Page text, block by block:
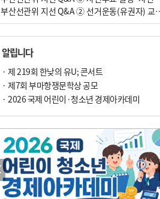
부산선관위 지선 Q&A
알립니다
· 제 219회 한낮의 유U; 콘서트
· 제7회 부마항쟁문학상 공모
· 2026 국제 어린이·청소년 경제아카데미